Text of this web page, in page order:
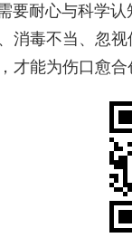
要耐心与科学
消毒不当、忽
才能为伤口愈